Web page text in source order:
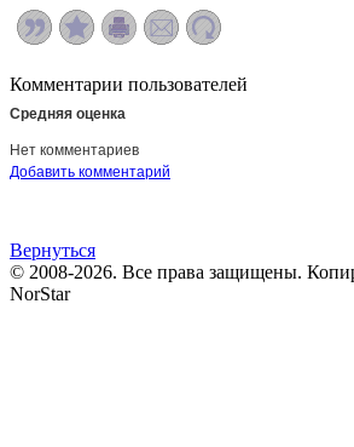
Комментарии пользователей
Средняя оценка
Нет комментариев
Добавить комментарий
Вернуться
© 2008-2026. Все права защищены.
NorStar